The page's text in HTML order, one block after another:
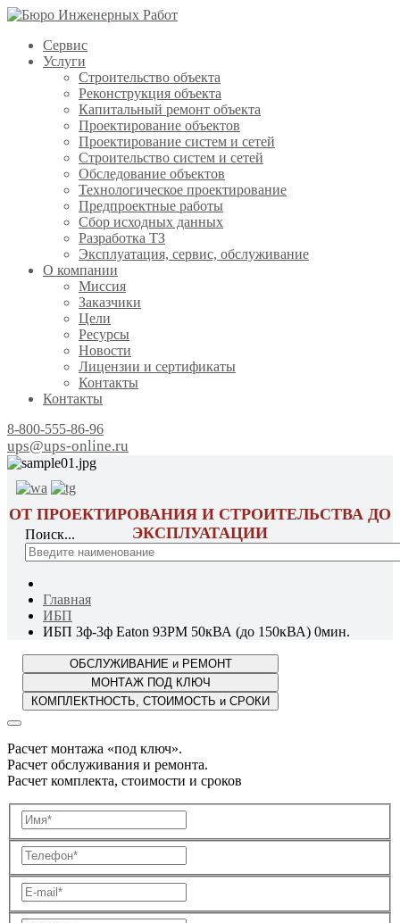
Сервис
Услуги
Строительство объекта
Реконструкция объекта
Капитальный ремонт объекта
Проектирование объектов
Проектирование систем и сетей
Строительство систем и сетей
Обследование объектов
Технологическое проектирование
Предпроектные работы
Сбор исходных данных
Разработка ТЗ
Эксплуатация, сервис, обслуживание
О компании
Миссия
Заказчики
Цели
Ресурсы
Новости
Лицензии и сертификаты
Контакты
Контакты
8-800-555-86-96
ups@ups-online.ru
ОТ ПРОЕКТИРОВАНИЯ И СТРОИТЕЛЬСТВА ДО
ЭКСПЛУАТАЦИИ
Поиск...
Главная
ИБП
ИБП 3ф-3ф Eaton 93PM 50кВА (до 150кВА) 0мин.
Расчет монтажа «под ключ».
Расчет обслуживания и ремонта.
Расчет комплекта, стоимости и сроков